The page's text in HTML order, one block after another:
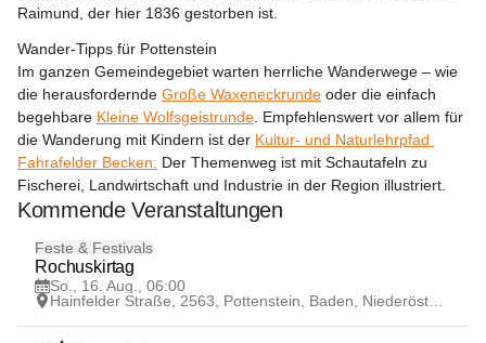
Raimund, der hier 1836 gestorben ist.
Wander-Tipps für Pottenstein
Im ganzen Gemeindegebiet warten herrliche Wanderwege – wie
die herausfordernde Große Waxeneckrunde oder die einfach
begehbare Kleine Wolfsgeistrunde . Empfehlenswert vor allem für
die Wanderung mit Kindern ist der Kultur- und Naturlehrpfad
Fahrafelder Becken: Der Themenweg ist mit Schautafeln zu
Fischerei, Landwirtschaft und Industrie in der Region illustriert.
Kommende Veranstaltungen
16
AUG
Feste & Festivals
Rochuskirtag
So., 16. Aug., 06:00